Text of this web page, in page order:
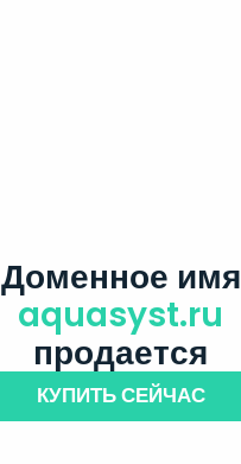
Доменное имя
aquasyst.ru
продается
КУПИТЬ СЕЙЧАС